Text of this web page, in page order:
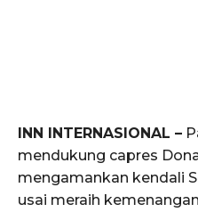
INN INTERNASIONAL –
mendukung capres
mengamankan kendali
usai meraih